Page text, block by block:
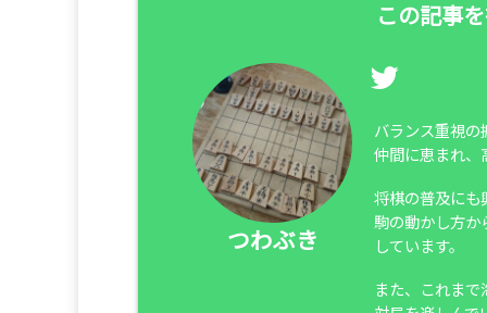
この記事
つわぶき
バランス重視の
仲間に恵まれ、
将棋の普及にも
駒の動かし方か
しています。
また、これま